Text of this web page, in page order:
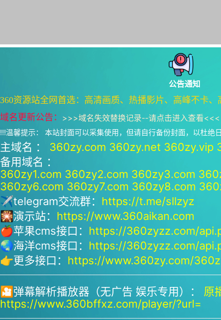
公告通知
360资源站全网首选：高清画质、热播影片、高峰不卡
域名更新公告： >>>域名失效替换记录--请点击进入查看<<<
!!!温馨提示： 本站封面可以采集使用，但请自行备份封面，以杜绝
主域名 ： 360zy.com 360zy.net 360zy.vip
备用域名 ：
360zy1.com 360zy2.com 360zy3.com
360zy6.com 360zy7.com 360zy8.com
✈telegram交流群： https://t.me/sllzyz
🎇演示站： https://www.360aikan.com
🍎苹果cms接口： https://360zyzz.com/
🌏海洋cms接口： https://360zyzz.com/
👉更多接口： https://www.360zy.com/
🎦弹幕解析播放器（无广告 娱乐专用）： 原
https://www.360bffxz.com/player/?url=